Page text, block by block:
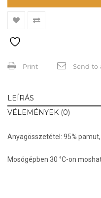
Print Send to
LEÍRÁS
VÉLEMÉNYEK (0)
Anyagösszetétel: 95%
Mosógépben 30 °C-on